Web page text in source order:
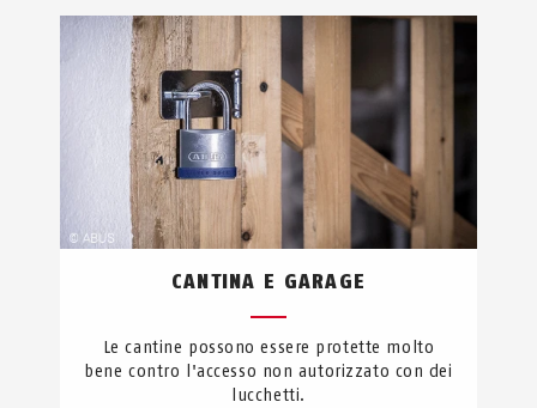
CANTINA E GARAGE
Le cantine possono essere protette molto
bene contro l'accesso non autorizzato con dei
lucchetti.